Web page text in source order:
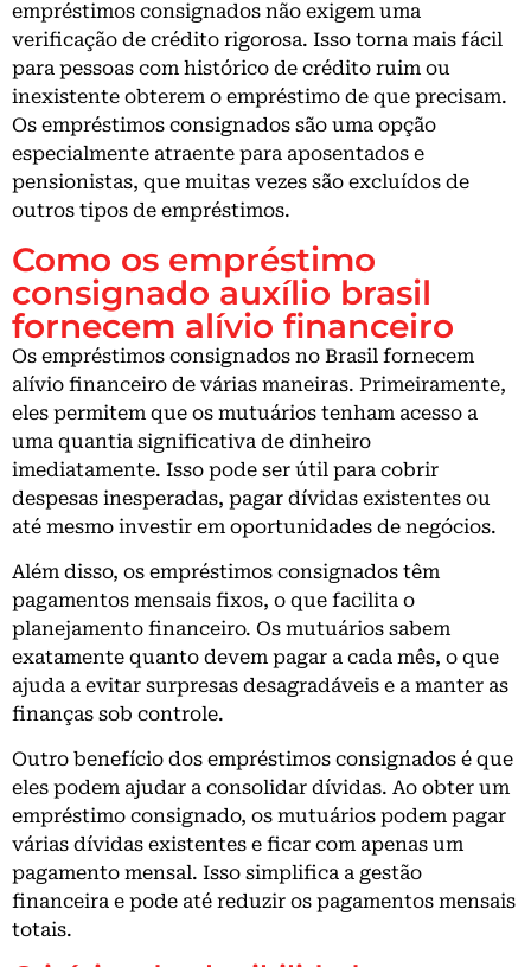
empréstimos consignados não exigem uma
verificação de crédito rigorosa. Isso torna mais fácil
para pessoas com histórico de crédito ruim ou
inexistente obterem o empréstimo de que precisam.
Os empréstimos consignados são uma opção
especialmente atraente para aposentados e
pensionistas, que muitas vezes são excluídos de
outros tipos de empréstimos.
Como os empréstimo
consignado auxílio brasil
fornecem alívio financeiro
Os empréstimos consignados no Brasil fornecem
alívio financeiro de várias maneiras. Primeiramente,
eles permitem que os mutuários tenham acesso a
uma quantia significativa de dinheiro
imediatamente. Isso pode ser útil para cobrir
despesas inesperadas, pagar dívidas existentes ou
até mesmo investir em oportunidades de negócios.
Além disso, os empréstimos consignados têm
pagamentos mensais fixos, o que facilita o
planejamento financeiro. Os mutuários sabem
exatamente quanto devem pagar a cada mês, o que
ajuda a evitar surpresas desagradáveis ​​e a manter as
finanças sob controle.
Outro benefício dos empréstimos consignados é que
eles podem ajudar a consolidar dívidas. Ao obter um
empréstimo consignado, os mutuários podem pagar
várias dívidas existentes e ficar com apenas um
pagamento mensal. Isso simplifica a gestão
financeira e pode até reduzir os pagamentos mensais
totais.